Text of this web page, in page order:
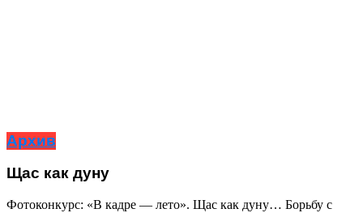
Архив
Щас как дуну
Фотоконкурс: «В кадре — лето». Щас как дуну… Борьбу с